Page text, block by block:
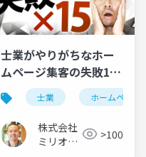
士業がやりがちなホー
ムページ集客の失敗15
選｜改善ポイントと成
功の秘訣
士業 ホームページ
株式会社
ミリオン
>100